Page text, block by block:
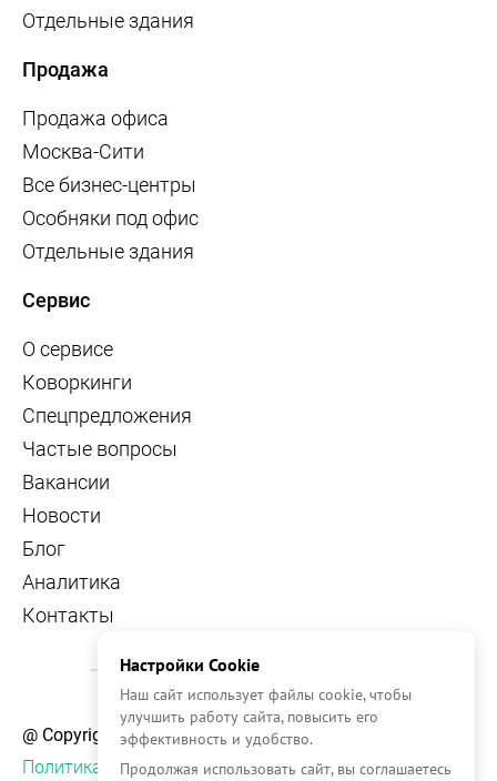
Отдельные здания
Продажа
Продажа офиса
Москва-Сити
Все бизнес-центры
Особняки под офис
Отдельные здания
Сервис
О сервисе
Коворкинги
Спецпредложения
Частые вопросы
Вакансии
Новости
Блог
Аналитика
Контакты
@ Copyright, 2026 OFFICE NAVIGATOR
Политика конфиденциальности
Настройки Cookie
Наш сайт использует файлы cookie, чтобы
улучшить работу сайта, повысить его
эффективность и удобство.
Продолжая использовать сайт, вы соглашаетесь